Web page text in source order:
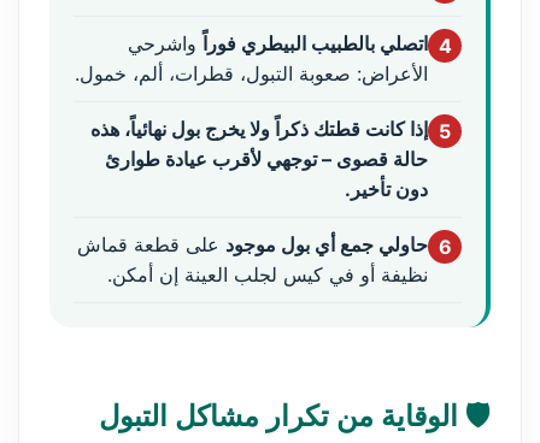
4 اتصلي بالطبيب البيطري فوراً واشرحي
الأعراض: صعوبة التبول، قطرات، ألم، خمول.
5 إذا كانت قطتك ذكراً ولا يخرج بول نهائياً، هذه
حالة قصوى – توجهي لأقرب عيادة طوارئ
دون تأخير.
6 حاولي جمع أي بول موجود على قطعة قماش
نظيفة أو في كيس لجلب العينة إن أمكن.
🛡️ الوقاية من تكرار مشاكل التبول